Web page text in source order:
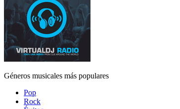
Géneros musicales más populares
Pop
Rock